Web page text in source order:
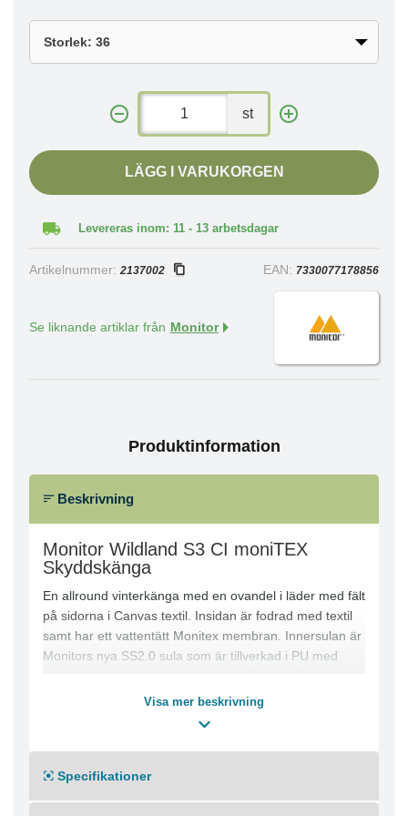
st
LÄGG I VARUKORGEN
Levereras inom: 11 - 13 arbetsdagar
Artikelnummer: 2137002 EAN: 7330077178856
Se liknande artiklar från Monitor
Produktinformation
Beskrivning
Monitor Wildland S3 CI moniTEX
Skyddskänga
En allround vinterkänga med en ovandel i läder med fält
på sidorna i Canvas textil. Insidan är fodrad med textil
samt har ett vattentätt Monitex membran. Innersulan är
Monitors nya SS2.0 sula som är tillverkad i PU med
isolering. Slitsulan är tillverkad i TPU och mellansulan i
Bred läst
Komposittåhätta och mjukt spiktrampskydd
Visa mer beskrivning
Specifikationer